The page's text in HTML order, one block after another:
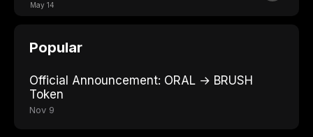
May 14
Popular
Official Announcement: ORAL → BRUSH
Token
Nov 9